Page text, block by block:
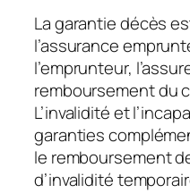
La garantie décès
l’assurance
l’emprunteur,
remboursement du
L’invalidité et
garanties
le remboursement
d’invalidité